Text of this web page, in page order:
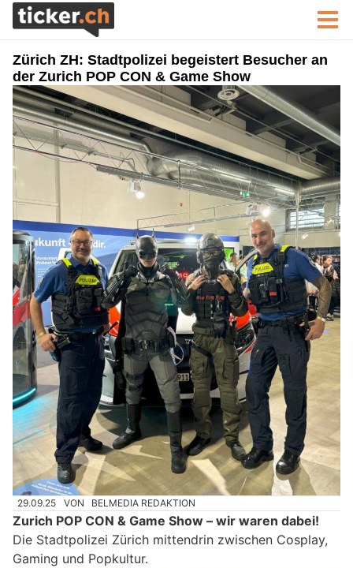
Zürich ZH: Stadtpolizei begeistert Besucher an
der Zurich POP CON & Game Show
29.09.25 VON BELMEDIA REDAKTION
Zurich POP CON & Game Show – wir waren dabei!
Die Stadtpolizei Zürich mittendrin zwischen Cosplay,
Gaming und Popkultur.